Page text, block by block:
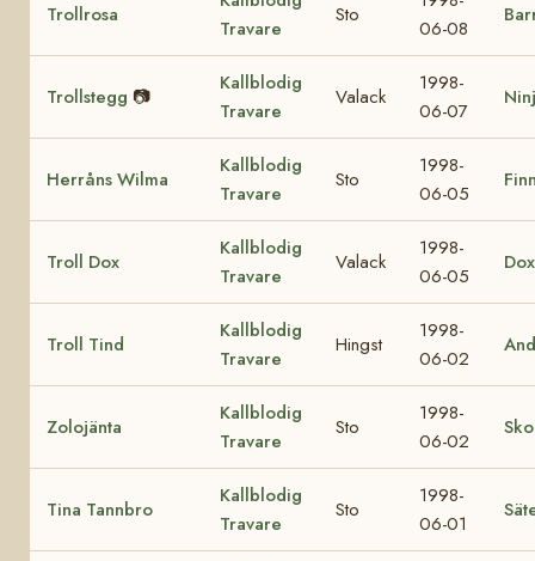
Trollrosa
Travare
Sto
06-08
Trollstegg 📷
Kallblodig
Travare
Valack
1998-
06-07
Herråns Wilma
Kallblodig
Travare
Sto
1998-
06-05
Troll Dox
Kallblodig
Travare
Valack
1998-
06-05
Troll Tind
Kallblodig
Travare
Hingst
1998-
06-02
Zolojänta
Kallblodig
Travare
Sto
1998-
06-02
Tina Tannbro
Kallblodig
Travare
Sto
1998-
06-01